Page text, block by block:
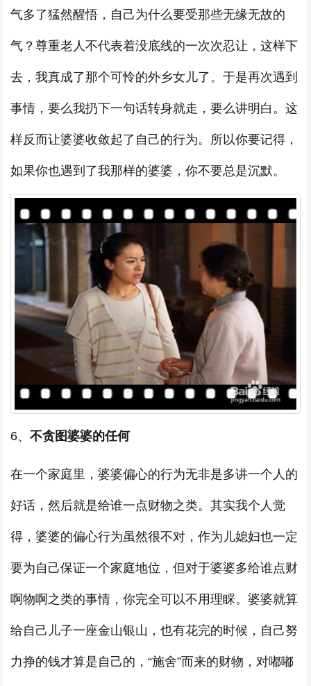
气多了猛然醒悟，自己为什么要受那些无缘无故的
气？尊重老人不代表着没底线的一次次忍让，这样下
去，我真成了那个可怜的外乡女儿了。于是再次遇到
事情，要么我扔下一句话转身就走，要么讲明白。这
样反而让婆婆收敛起了自己的行为。所以你要记得，
如果你也遇到了我那样的婆婆，你不要总是沉默。
6、 不贪图婆婆的任何
在一个家庭里，婆婆偏心的行为无非是多讲一个人的
好话，然后就是给谁一点财物之类。其实我个人觉
得，婆婆的偏心行为虽然很不对，作为儿媳妇也一定
要为自己保证一个家庭地位，但对于婆婆多给谁点财
啊物啊之类的事情，你完全可以不用理睬。婆婆就算
给自己儿子一座金山银山，也有花完的时候，自己努
力挣的钱才算是自己的，“施舍”而来的财物，对嘟嘟